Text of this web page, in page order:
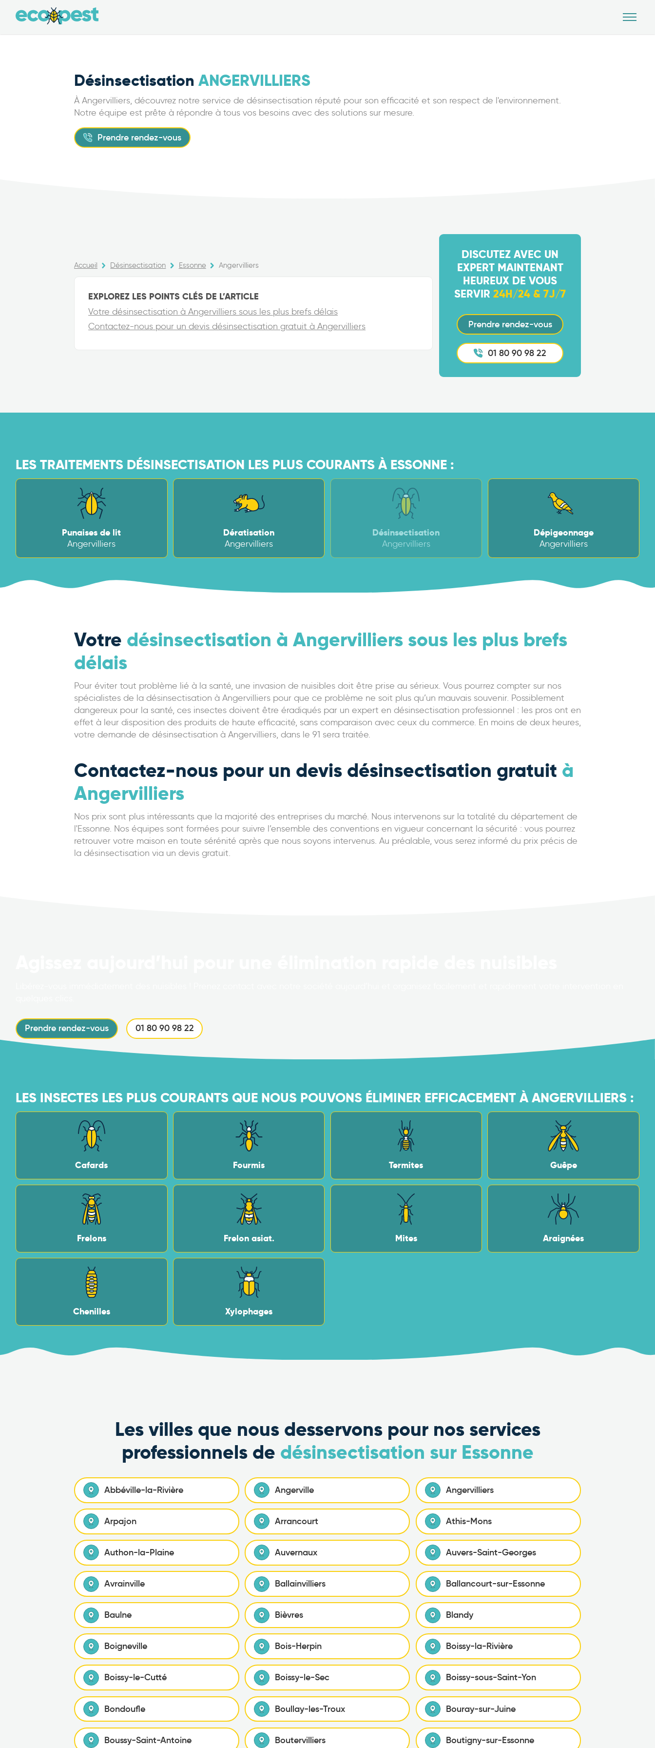
Désinsectisation ANGERVILLIERS
À Angervilliers, découvrez notre service de désinsectisation réputé pour son efficacité et son respect de l'environnement.
Notre équipe est prête à répondre à tous vos besoins avec des solutions sur mesure.
Prendre rendez-vous
Accueil Désinsectisation Essonne Angervilliers
EXPLOREZ LES POINTS CLÉS DE L’ARTICLE
Votre désinsectisation à Angervilliers sous les plus brefs délais
Contactez-nous pour un devis désinsectisation gratuit à Angervilliers
DISCUTEZ AVEC UN
EXPERT MAINTENANT
HEUREUX DE VOUS
SERVIR24H/24 & 7J/7
Prendre rendez-vous
01 80 90 98 22
LES TRAITEMENTS DÉSINSECTISATION LES PLUS COURANTS À ESSONNE :
Punaises de lit
Angervilliers
Dératisation
Angervilliers
Désinsectisation
Angervilliers
Dépigeonnage
Angervilliers
Votre désinsectisation à Angervilliers sous les plus brefs
délais
Pour éviter tout problème lié à la santé, une invasion de nuisibles doit être prise au sérieux. Vous pourrez compter sur nos
spécialistes de la désinsectisation à Angervilliers pour que ce problème ne soit plus qu’un mauvais souvenir. Possiblement
dangereux pour la santé, ces insectes doivent être éradiqués par un expert en désinsectisation professionnel : les pros ont en
effet à leur disposition des produits de haute efficacité, sans comparaison avec ceux du commerce. En moins de deux heures,
votre demande de désinsectisation à Angervilliers, dans le 91 sera traitée.
Contactez-nous pour un devis désinsectisation gratuit à
Angervilliers
Nos prix sont plus intéressants que la majorité des entreprises du marché. Nous intervenons sur la totalité du département de
l'Essonne. Nos équipes sont formées pour suivre l’ensemble des conventions en vigueur concernant la sécurité : vous pourrez
retrouver votre maison en toute sérénité après que nous soyons intervenus. Au préalable, vous serez informé du prix précis de
la désinsectisation via un devis gratuit.
Prendre rendez-vous 01 80 90 98 22
LES INSECTES LES PLUS COURANTS QUE NOUS POUVONS ÉLIMINER EFFICACEMENT À ANGERVILLIERS :
Cafards Fourmis Termites Guêpe
Frelons Frelon asiat. Mites Araignées
Chenilles Xylophages
Les villes que nous desservons pour nos services
professionnels de désinsectisation sur Essonne
Abbéville-la-Rivière Angerville Angervilliers
Arpajon Arrancourt Athis-Mons
Authon-la-Plaine Auvernaux Auvers-Saint-Georges
Avrainville Ballainvilliers Ballancourt-sur-Essonne
Baulne Bièvres Blandy
Boigneville Bois-Herpin Boissy-la-Rivière
Boissy-le-Cutté Boissy-le-Sec Boissy-sous-Saint-Yon
Bondoufle Boullay-les-Troux Bouray-sur-Juine
Boussy-Saint-Antoine Boutervilliers Boutigny-sur-Essonne